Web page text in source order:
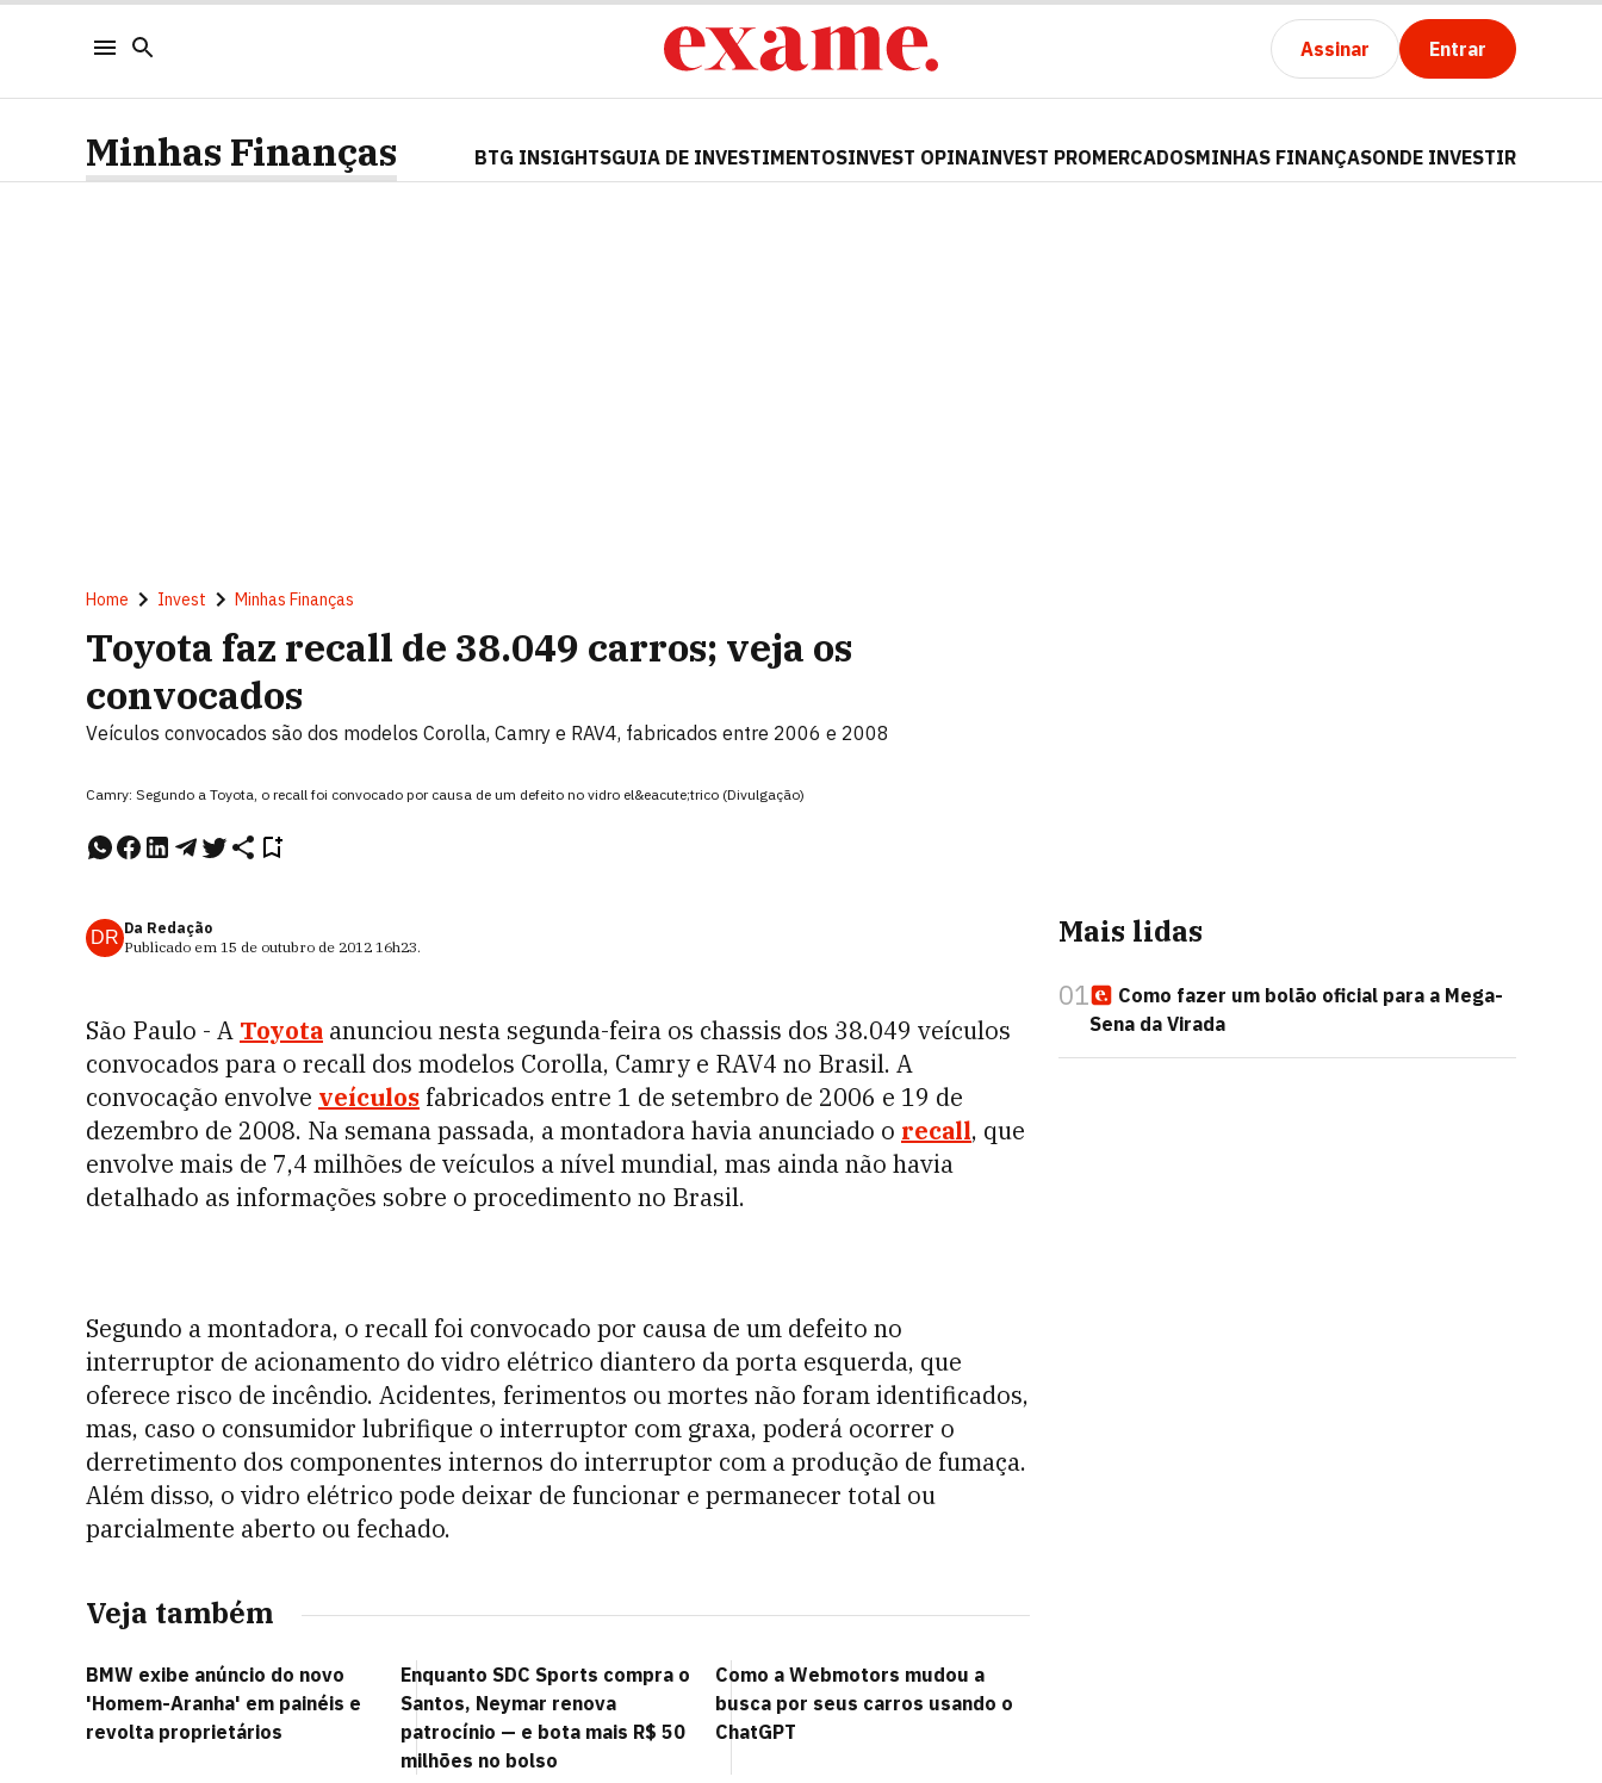
Assinar Entrar
Minhas Finanças BTG INSIGHTSGUIA DE INVESTIMENTOSINVEST OPINAINVEST PROMERCADOSMINHAS FINANÇASONDE INVESTIR
Home Invest Minhas Finanças
Toyota faz recall de 38.049 carros; veja os
convocados
Veículos convocados são dos modelos Corolla, Camry e RAV4, fabricados entre 2006 e 2008
Camry: Segundo a Toyota, o recall foi convocado por causa de um defeito no vidro el&eacute;trico (Divulgação)
DR Da Redação
Publicado em 15 de outubro de 2012 16h23.
São Paulo - A Toyota anunciou nesta segunda-feira os chassis dos 38.049 veículos
convocados para o recall dos modelos Corolla, Camry e RAV4 no Brasil. A
convocação envolve veículos fabricados entre 1 de setembro de 2006 e 19 de
dezembro de 2008. Na semana passada, a montadora havia anunciado o recall, que
envolve mais de 7,4 milhões de veículos a nível mundial, mas ainda não havia
detalhado as informações sobre o procedimento no Brasil.
Segundo a montadora, o recall foi convocado por causa de um defeito no
interruptor de acionamento do vidro elétrico diantero da porta esquerda, que
oferece risco de incêndio. Acidentes, ferimentos ou mortes não foram identificados,
mas, caso o consumidor lubrifique o interruptor com graxa, poderá ocorrer o
derretimento dos componentes internos do interruptor com a produção de fumaça.
Além disso, o vidro elétrico pode deixar de funcionar e permanecer total ou
parcialmente aberto ou fechado.
Veja também
BMW exibe anúncio do novo
'Homem-Aranha' em painéis e
revolta proprietários
Enquanto SDC Sports compra o
Santos, Neymar renova
patrocínio — e bota mais R$ 50
milhões no bolso
Como a Webmotors mudou a
busca por seus carros usando o
ChatGPT
Mais lidas
01
Como fazer um bolão oficial para a Mega-
Sena da Virada